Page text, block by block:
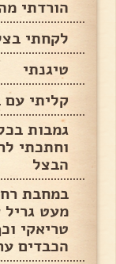
הורדתי
לקחתי
טיגנתי
קליתי עם
גמבות
וחתכתי
הבצל
במחבת
מעט גריל
טריאקי
הכבדים